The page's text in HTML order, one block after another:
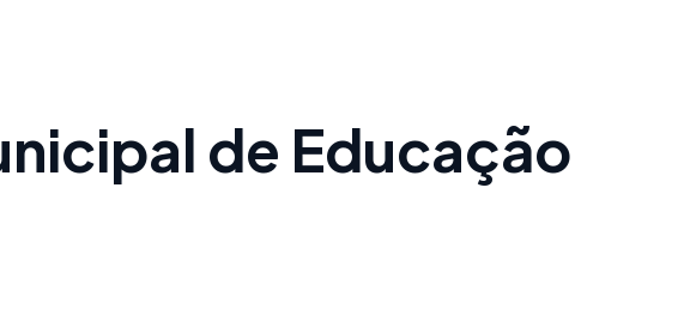
de Educação